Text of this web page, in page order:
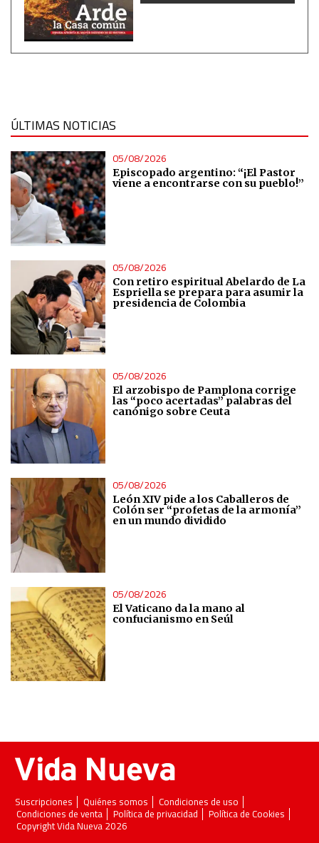
ÚLTIMAS NOTICIAS
05/08/2026
Episcopado argentino: “¡El Pastor
viene a encontrarse con su pueblo!”
05/08/2026
Con retiro espiritual Abelardo de La
Espriella se prepara para asumir la
presidencia de Colombia
05/08/2026
El arzobispo de Pamplona corrige
las “poco acertadas” palabras del
canónigo sobre Ceuta
05/08/2026
León XIV pide a los Caballeros de
Colón ser “profetas de la armonía”
en un mundo dividido
05/08/2026
El Vaticano da la mano al
confucianismo en Seúl
Suscripciones Quiénes somos
Condiciones de uso
Condiciones de venta
Política de privacidad
Política de Cookies
Copyright Vida Nueva 2026